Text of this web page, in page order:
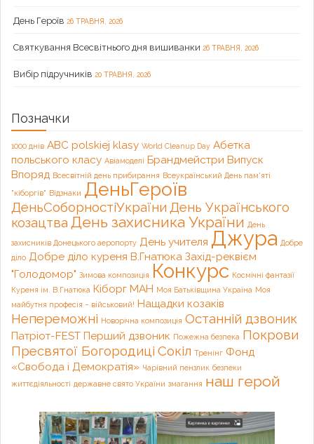
День Героїв 26 ТРАВНЯ, 2026
Святкування Всесвітнього дня вишиванки 26 ТРАВНЯ, 2026
Вибір підручників 20 ТРАВНЯ, 2026
Позначки
1000 днів ABC polskiej klasy World Cleanup Day Абетка
польського класу Авіамоделі Брандмейстри Випуск
Впоряд Всесвітній день прибирання Всеукраїнський День пам'яті
"кіборгів" Відзнаки ДеньГероїв
ДеньСоборностіУкраїни День Українського
козацтва День захисника України День
захисників Донецького аеропорту День учителя Джура Добре
діло Добре діло куреня В.Гнатюка Захід-реквієм
"Голодомор" Зимова композиція Конкурс Космічні фантазії
Куреня ім. В.Гнатюка Кіборг МАН Моя Батьківщина Україна Моя
майбутня професія – військовий! Нащадки козаків
Непереможні Новорічна композиція Останній дзвоник
Патріот-FEST Перший дзвоник Пожежна безпека Покрови
Пресвятої Богородиці Сокіл Тренінг Фонд
«Свобода і Демократія» Чарівний пензлик безпеки
життєдіяльності державне свято України змагання наш герой